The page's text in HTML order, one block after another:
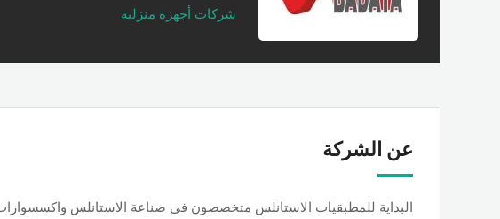
شركات أجهزة منزلية
عن الشركة
البداية للمطبقيات الاستانلس متخصصون في صناعة الاستانلس